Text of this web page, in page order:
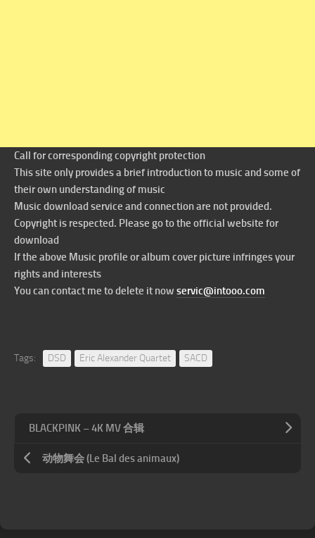
Call for corresponding copyright protection
This site only provides a brief introduction to music and some of
their own understanding of music
Music download service and connection are not provided.
Copyright is respected. Please go to the official website for
download
If the above Music profile or album cover picture infringes your
rights and interests
You can contact me to delete it now servic@intooo.com
Tags: DSD Eric Alexander Quartet SACD
BLACKPINK – 4K MV 合辑
动物舞会 (Le Bal des animaux)